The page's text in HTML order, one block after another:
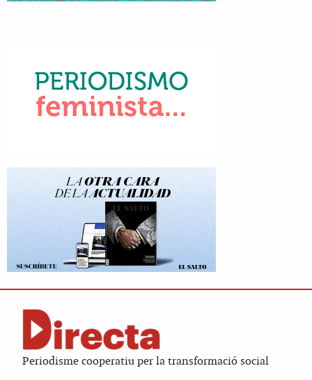
Periodisme cooperatiu per la transformació social